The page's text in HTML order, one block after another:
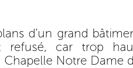
d’un grand
refusé, car trop
Notre Dame